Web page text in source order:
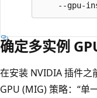
确定多实例
在安装 NVIDIA 插件之
GPU (MIG) 策略：“单